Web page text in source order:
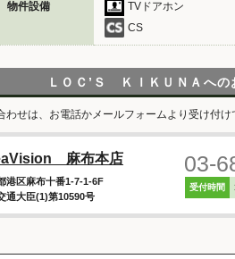
物件設備
TVドアホン
CS
ＬＯＣ’Ｓ ＫＩＫＵＮＡへの
わせは、お電話かメールフォームより受け付け
麻布本店
港区麻布十番1-7-1-6F
通大臣(1)第10590号
03-
受付時間